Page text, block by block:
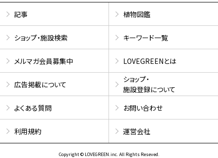
記事 植物図鑑
ショップ・施設検索 キーワード一覧
メルマガ会員募集中 LOVEGREENとは
広告掲載について
ショップ・
施設登録について
よくある質問
お問い合わせ
利用規約 運営会社
Copyright © LOVEGREEN.inc. All Rights Reseved.